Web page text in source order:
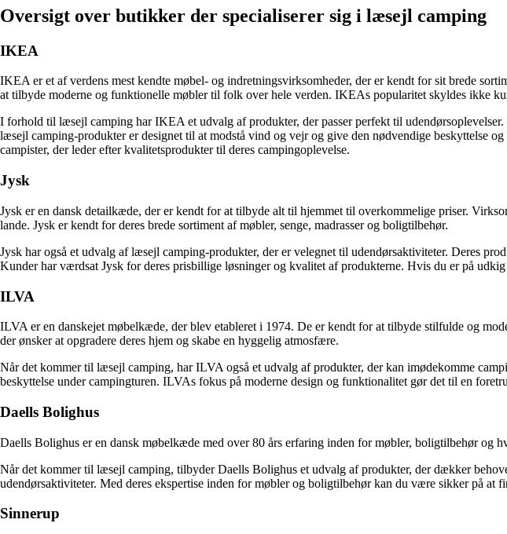
Oversigt over butikker der specialiserer sig i læsejl camping
IKEA
IKEA er et af verdens mest kendte møbel- og indretningsvirksomheder, der er kendt for sit brede
at tilbyde moderne og funktionelle møbler til folk over hele verden. IKEAs popularitet skyldes ikke
I forhold til læsejl camping har IKEA et udvalg af produkter, der passer perfekt til
læsejl camping-produkter er designet til at modstå vind og vejr og give den nødvendige beskyttelse
campister, der leder efter kvalitetsprodukter til deres campingoplevelse.
Jysk
Jysk er en dansk detailkæde, der er kendt for at tilbyde alt til hjemmet til overkommelige priser.
lande. Jysk er kendt for deres brede sortiment af møbler, senge, madrasser og boligtilbehør.
Jysk har også et udvalg af læsejl camping-produkter, der er velegnet til udendørsaktiviteter. Deres
Kunder har værdsat Jysk for deres prisbillige løsninger og kvalitet af produkterne. Hvis du er på
ILVA
ILVA er en danskejet møbelkæde, der blev etableret i 1974. De er kendt for at tilbyde stilfulde og
der ønsker at opgradere deres hjem og skabe en hyggelig atmosfære.
Når det kommer til læsejl camping, har ILVA også et udvalg af produkter, der kan imødekomme
beskyttelse under campingturen. ILVAs fokus på moderne design og funktionalitet gør det til en
Daells Bolighus
Daells Bolighus er en dansk møbelkæde med over 80 års erfaring inden for møbler, boligtilbehør og
Når det kommer til læsejl camping, tilbyder Daells Bolighus et udvalg af produkter, der dækker
udendørsaktiviteter. Med deres ekspertise inden for møbler og boligtilbehør kan du være sikker på
Sinnerup